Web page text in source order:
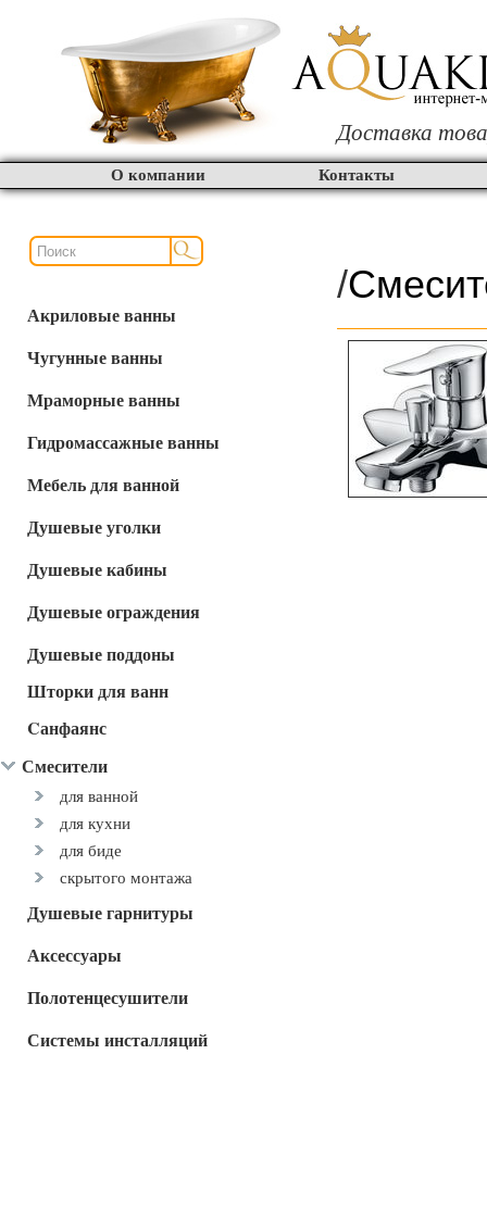
Доставка
О компании Контакты
Акриловые ванны
Чугунные ванны
Мраморные ванны
Гидромассажные ванны
Мебель для ванной
Душевые уголки
Душевые кабины
Душевые ограждения
Душевые поддоны
Шторки для ванн
Cанфаянс
Смесители
для ванной
для кухни
для биде
скрытого монтажа
Душевые гарнитуры
Аксессуары
Полотенцесушители
Системы инсталляций
/